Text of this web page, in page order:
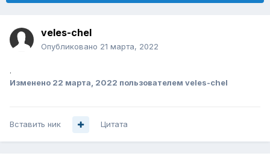
veles-chel
Опубликовано 21 марта, 2022
.
Изменено 22 марта, 2022 пользователем veles-chel
Вставить ник Цитата